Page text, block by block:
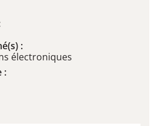
:
électroniques
: